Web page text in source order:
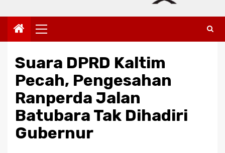
Primary
Menu
Suara DPRD Kaltim
Pecah, Pengesahan
Ranperda Jalan
Batubara Tak Dihadiri
Gubernur